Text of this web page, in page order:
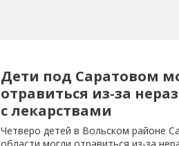
Дети под Саратовом
отравиться из-за
с лекарствами
Четверо детей в Вольском районе